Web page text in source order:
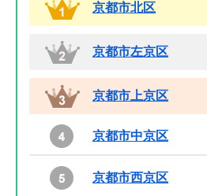
京都市北区
京都市左京区
京都市上京区
京都市中京区
京都市西京区